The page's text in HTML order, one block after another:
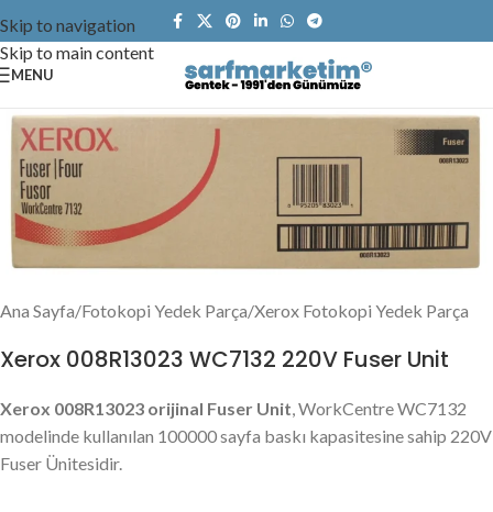
Skip to navigation
Skip to main content
MENU
Ana Sayfa/Fotokopi Yedek Parça/Xerox Fotokopi Yedek Parça
Xerox 008R13023 WC7132 220V Fuser Unit
Xerox 008R13023 orijinal Fuser Unit , WorkCentre WC7132
modelinde kullanılan 100000 sayfa baskı kapasitesine sahip 220V
Fuser Ünitesidir.